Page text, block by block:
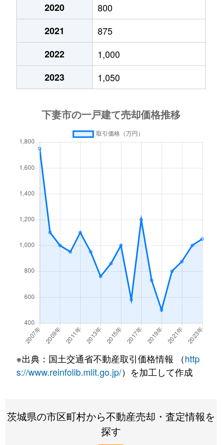
2020
800
2021
875
2022
1,000
2023
1,050
※出典：国土交通省不動産取引価格情報 （http
s://www.reinfolib.mlit.go.jp/）を加工して作成
茨城県の市区町村から不動産売却・査定情報を
探す